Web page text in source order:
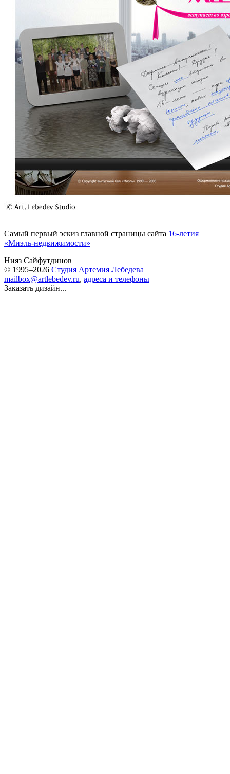
Самый первый эскиз главной страницы сайта 16-летия
«Миэль-недвижимости»
Нияз Сайфутдинов
© 1995–2026 Студия Артемия Лебедева
mailbox@artlebedev.ru, адреса и телефоны
Заказать дизайн...